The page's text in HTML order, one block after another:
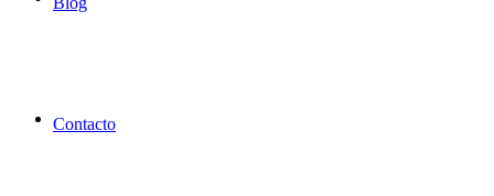
Contacto